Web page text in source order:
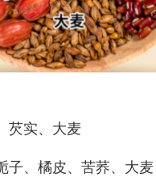
芡实、大麦
子、橘皮、苦荞、大麦